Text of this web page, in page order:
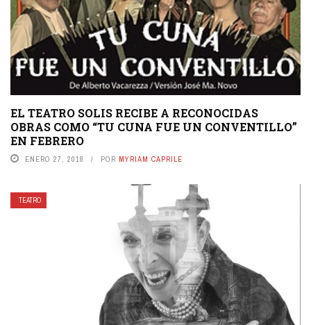
EL TEATRO SOLIS RECIBE A RECONOCIDAS
OBRAS COMO “TU CUNA FUE UN CONVENTILLO”
EN FEBRERO
ENERO 27, 2018 POR MYRIAM CAPRILE
TEATRO